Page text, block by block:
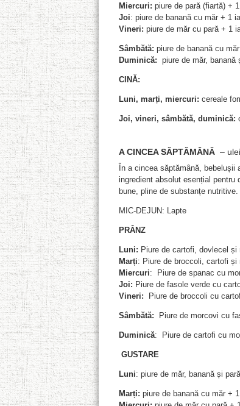
Miercuri: piure de pară (fiartă) +
Joi: piure de banană cu măr + 1
Vineri: piure de măr cu pară + 1
Sâmbătă: piure de banană cu
Duminică: piure de măr, banană
CINĂ:
Luni, marți, miercuri: cereale
Joi, vineri, sâmbătă, duminică:
A CINCEA SĂPTĂMÂNĂ–
În a cincea săptămână,
ingredient absolut esențial pentru
bune, pline de substanțe nutritive.
MIC-DEJUN: Lapte
PRÂNZ
Luni: Piure de cartofi, dovlecel
Marți: Piure de broccoli, cartofi și
Miercuri: Piure de spanac cu
Joi: Piure de fasole verde cu
Vineri: Piure de broccoli cu
Sâmbătă: Piure de morcovi cu
Duminică: Piure de cartofi cu
GUSTARE
Luni: piure de măr, banană și
Marți: piure de banană cu măr +